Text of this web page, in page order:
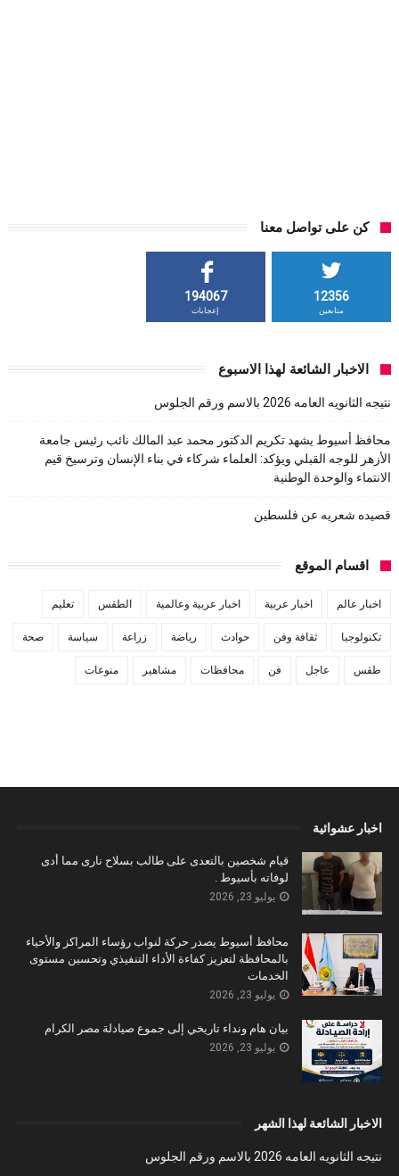
كن على تواصل معنا
12356
متابعين
194067
إعجابات
الاخبار الشائعة لهذا الاسبوع
نتيجه الثانويه العامه 2026 بالاسم ورقم الجلوس
محافظ أسيوط يشهد تكريم الدكتور محمد عبد المالك نائب رئيس جامعة
الأزهر للوجه القبلي ويؤكد: العلماء شركاء في بناء الإنسان وترسيخ قيم
الانتماء والوحدة الوطنية
قصيده شعريه عن فلسطين
اقسام الموقع
اخبار عالم اخبار عربية اخبار عربية وعالمية الطقس تعليم
تكنولوجيا ثقافة وفن حوادث رياضة زراعة سياسة صحة
طقس عاجل فن محافظات مشاهير منوعات
اخبار عشوائية
قيام شخصين بالتعدى على طالب بسلاح نارى مما أدى
لوفاته بأسيوط .
يوليو 23, 2026
محافظ أسيوط يصدر حركة لنواب رؤساء المراكز والأحياء
بالمحافظة لتعزيز كفاءة الأداء التنفيذي وتحسين مستوى
الخدمات
يوليو 23, 2026
بيان هام ونداء تاريخي إلى جموع صيادلة مصر الكرام
يوليو 23, 2026
الاخبار الشائعة لهذا الشهر
نتيجه الثانويه العامه 2026 بالاسم ورقم الجلوس